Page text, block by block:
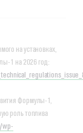
на установках,
1 на 2026 год:
Формулы-1,
роль топлива
wp-